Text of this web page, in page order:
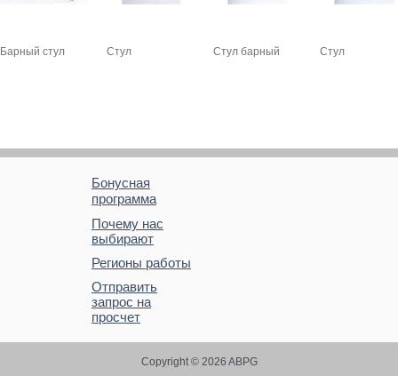
Барный стул Стул Стул барный Стул
Бонусная
программа
Почему нас
выбирают
Регионы работы
Отправить
запрос на
просчет
Copyright © 2026 ABPG